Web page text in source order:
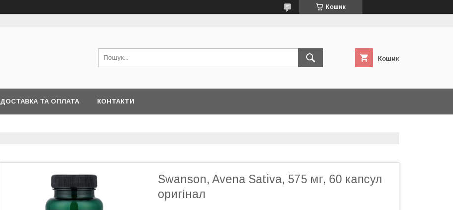
Кошик
Кошик
ДОСТАВКА ТА ОПЛАТА КОНТАКТИ
Swanson, Avena Sativa, 575 мг, 60 капсул
оригінал